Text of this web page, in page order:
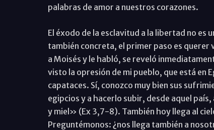
palabras de amor a nuestros corazones.
El éxodo de la esclavitud a la libertad no es
también concreta, el primer paso es querer
a Moisés y le habló, se reveló
visto la opresión de mi pueblo, que está en
capataces. Sí, conozco muy bien sus
egipcios y a hacerlo subir, desde aquel
y miel» (Ex 3,7-8). También hoy llega al
Preguntémonos: ¿nos llega también a